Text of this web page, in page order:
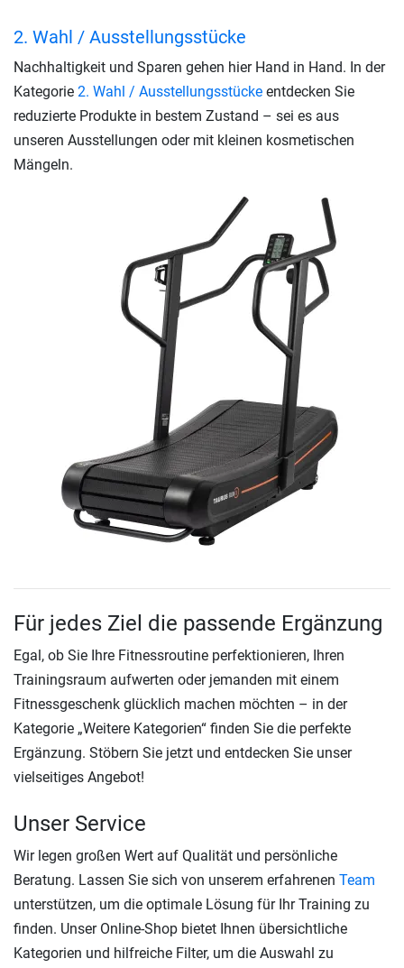
2. Wahl / Ausstellungsstücke
Nachhaltigkeit und Sparen gehen hier Hand in Hand. In der
Kategorie 2. Wahl / Ausstellungsstücke entdecken Sie
reduzierte Produkte in bestem Zustand – sei es aus
unseren Ausstellungen oder mit kleinen kosmetischen
Mängeln.
Für jedes Ziel die passende Ergänzung
Egal, ob Sie Ihre Fitnessroutine perfektionieren, Ihren
Trainingsraum aufwerten oder jemanden mit einem
Fitnessgeschenk glücklich machen möchten – in der
Kategorie „Weitere Kategorien“ finden Sie die perfekte
Ergänzung. Stöbern Sie jetzt und entdecken Sie unser
vielseitiges Angebot!
Unser Service
Wir legen großen Wert auf Qualität und persönliche
Beratung. Lassen Sie sich von unserem erfahrenen Team
unterstützen, um die optimale Lösung für Ihr Training zu
finden. Unser Online-Shop bietet Ihnen übersichtliche
Kategorien und hilfreiche Filter, um die Auswahl zu